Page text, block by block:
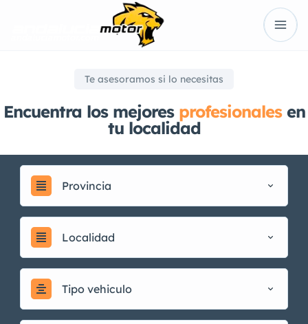
Te asesoramos si lo necesitas
Encuentra los mejoresprofesionalesen
tu localidad
Provincia
Localidad
Tipo vehiculo